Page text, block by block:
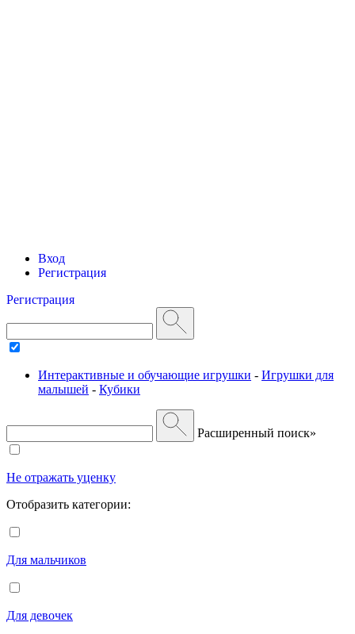
Вход
Регистрация
Регистрация
Интерактивные и обучающие игрушки - Игрушки для
малышей - Кубики
Расширенный поиск»
Не отражать уценку
Отобразить категории:
Для мальчиков
Для девочек